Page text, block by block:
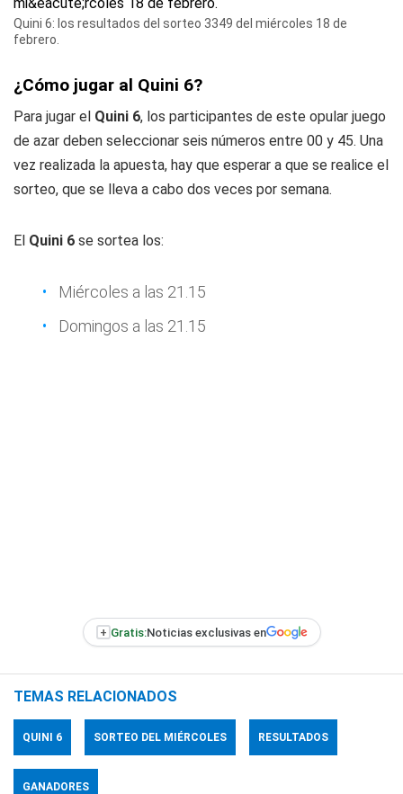
Quini 6: los resultados del sorteo 3349 del miércoles 18 de
febrero.
¿Cómo jugar al Quini 6?
Para jugar el Quini 6, los participantes de este opular juego
de azar deben seleccionar seis números entre 00 y 45. Una
vez realizada la apuesta, hay que esperar a que se realice el
sorteo, que se lleva a cabo dos veces por semana.
El Quini 6 se sortea los:
Miércoles a las 21.15
Domingos a las 21.15
+ Gratis:Noticias exclusivas en
TEMAS RELACIONADOS
QUINI 6 SORTEO DEL MIÉRCOLES RESULTADOS
GANADORES